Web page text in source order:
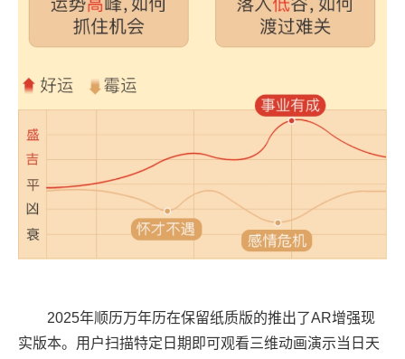
2025年顺历万年历在保留纸质版的推出了AR增强现
实版本。用户扫描特定日期即可观看三维动画演示当日天